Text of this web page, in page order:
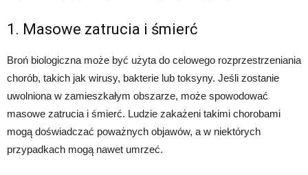
1. Masowe zatrucia i śmierć
Broń biologiczna może być użyta do celowego rozprzestrzeniania
chorób, takich jak wirusy, bakterie lub toksyny. Jeśli zostanie
uwolniona w zamieszkałym obszarze, może spowodować
masowe zatrucia i śmierć. Ludzie zakażeni takimi chorobami
mogą doświadczać poważnych objawów, a w niektórych
przypadkach mogą nawet umrzeć.